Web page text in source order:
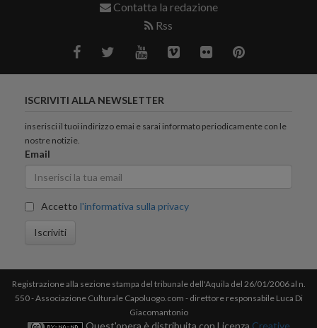
Contatta la redazione
Rss
ISCRIVITI ALLA NEWSLETTER
inserisci il tuoi indirizzo emai e sarai informato periodicamente con le
nostre notizie.
Email
Accetto l'informativa sulla privacy
Iscriviti
Registrazione alla sezione stampa del tribunale dell'Aquila del 26/01/2006 al n.
550 - Associazione Culturale Capoluogo.com - direttore responsabile Luca Di
Giacomantonio
Quest'opera è distribuita con Licenza Creative